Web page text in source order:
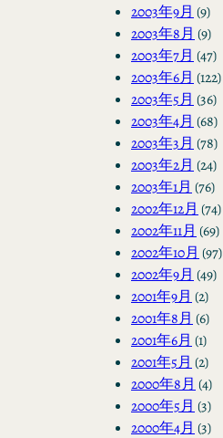
2003年9月 (9)
2003年8月 (9)
2003年7月 (47)
2003年6月 (122)
2003年5月 (36)
2003年4月 (68)
2003年3月 (78)
2003年2月 (24)
2003年1月 (76)
2002年12月 (74)
2002年11月 (69)
2002年10月 (97)
2002年9月 (49)
2001年9月 (2)
2001年8月 (6)
2001年6月 (1)
2001年5月 (2)
2000年8月 (4)
2000年5月 (3)
2000年4月 (3)